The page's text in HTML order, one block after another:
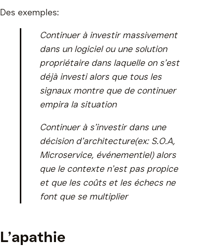
Des exemples:
Continuer à investir massivement
dans un logiciel ou une solution
propriétaire dans laquelle on s’est
déjà investi alors que tous les
signaux montre que de continuer
empira la situation
Continuer à s’investir dans une
décision d’architecture(ex: S.O.A,
Microservice, événementiel) alors
que le contexte n’est pas propice
et que les coûts et les échecs ne
font que se multiplier
L’apathie